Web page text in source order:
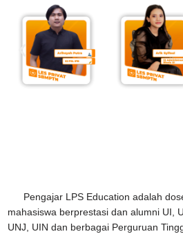
Pengajar LPS Education adalah
mahasiswa berprestasi dan alumni UI,
UNJ, UIN dan berbagai Perguruan